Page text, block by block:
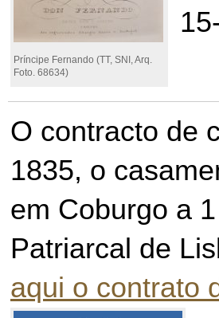
Príncipe Fernando (TT, SNI, Arq.
Foto. 68634)
O contracto de
1835, o
em Coburgo a
Patriarcal de
aqui o contrato